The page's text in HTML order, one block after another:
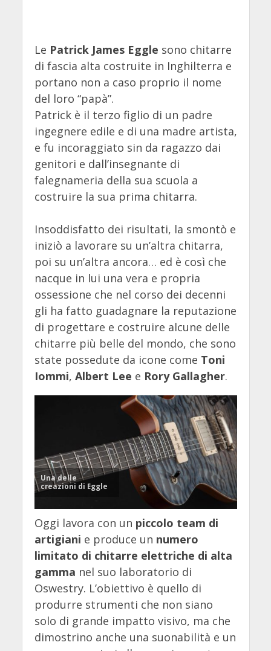
Le Patrick James Eggle sono chitarre
di fascia alta costruite in Inghilterra e
portano non a caso proprio il nome
del loro “papà”.
Patrick è il terzo figlio di un padre
ingegnere edile e di una madre artista,
e fu incoraggiato sin da ragazzo dai
genitori e dall’insegnante di
falegnameria della sua scuola a
costruire la sua prima chitarra.
Insoddisfatto dei risultati, la smontò e
iniziò a lavorare su un’altra chitarra,
poi su un’altra ancora… ed è così che
nacque in lui una vera e propria
ossessione che nel corso dei decenni
gli ha fatto guadagnare la reputazione
di progettare e costruire alcune delle
chitarre più belle del mondo, che sono
state possedute da icone come Toni
Iommi, Albert Lee e Rory Gallagher.
Una delle
creazioni di Eggle
Oggi lavora con un piccolo team di
artigiani e produce un numero
limitato di chitarre elettriche di alta
gamma nel suo laboratorio di
Oswestry. L’obiettivo è quello di
produrre strumenti che non siano
solo di grande impatto visivo, ma che
dimostrino anche una suonabilità e un